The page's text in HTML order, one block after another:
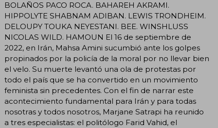
BOLAÑOS PACO ROCA. BAHAREH AKRAMI.
HIPPOLYTE SHABNAM ADIBAN. LEWIS TRONDHEIM.
DELOUPY TOUKA NEYESTANI. BEE. WINSHLUSS
NICOLAS WILD. HAMOUN El 16 de septiembre de
2022, en Irán, Mahsa Amini sucumbió ante los golpes
propinados por la policía de la moral por no llevar bien
el velo. Su muerte levantó una ola de protestas por
todo el país que se ha convertido en un movimiento
feminista sin precedentes. Con el fin de narrar este
acontecimiento fundamental para Irán y para todas
nosotras y todos nosotros, Marjane Satrapi ha reunido
a tres especialistas: el politólogo Farid Vahid, el